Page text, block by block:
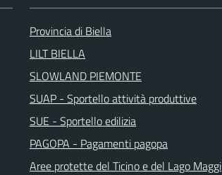
Provincia di Biella
LILT BIELLA
SLOWLAND PIEMONTE
SUAP - Sportello attività produttive
SUE - Sportello edilizia
PAGOPA - Pagamenti pagopa
Aree protette del Ticino e del Lago Maggi